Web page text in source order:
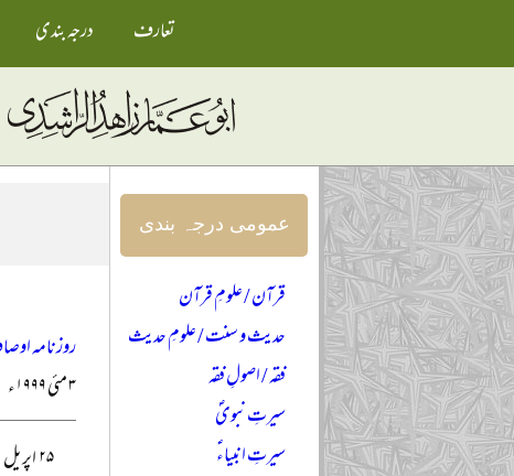
تعارف درجہ بندی
روزنامہ
۳ مئی ۱۹۹۹ء
عمومی درجہ بندی
قرآن / علومِ قرآن
حدیث و سنت / علومِ حدیث
فقہ / اصولِ فقہ
سیرتِ نبویؐ
سیرتِ انبیاءؑ